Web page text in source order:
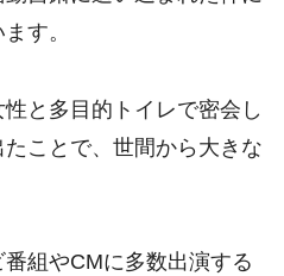
す。
と多目的トイレで密会し
ことで、世間から大きな
組やCMに多数出演する